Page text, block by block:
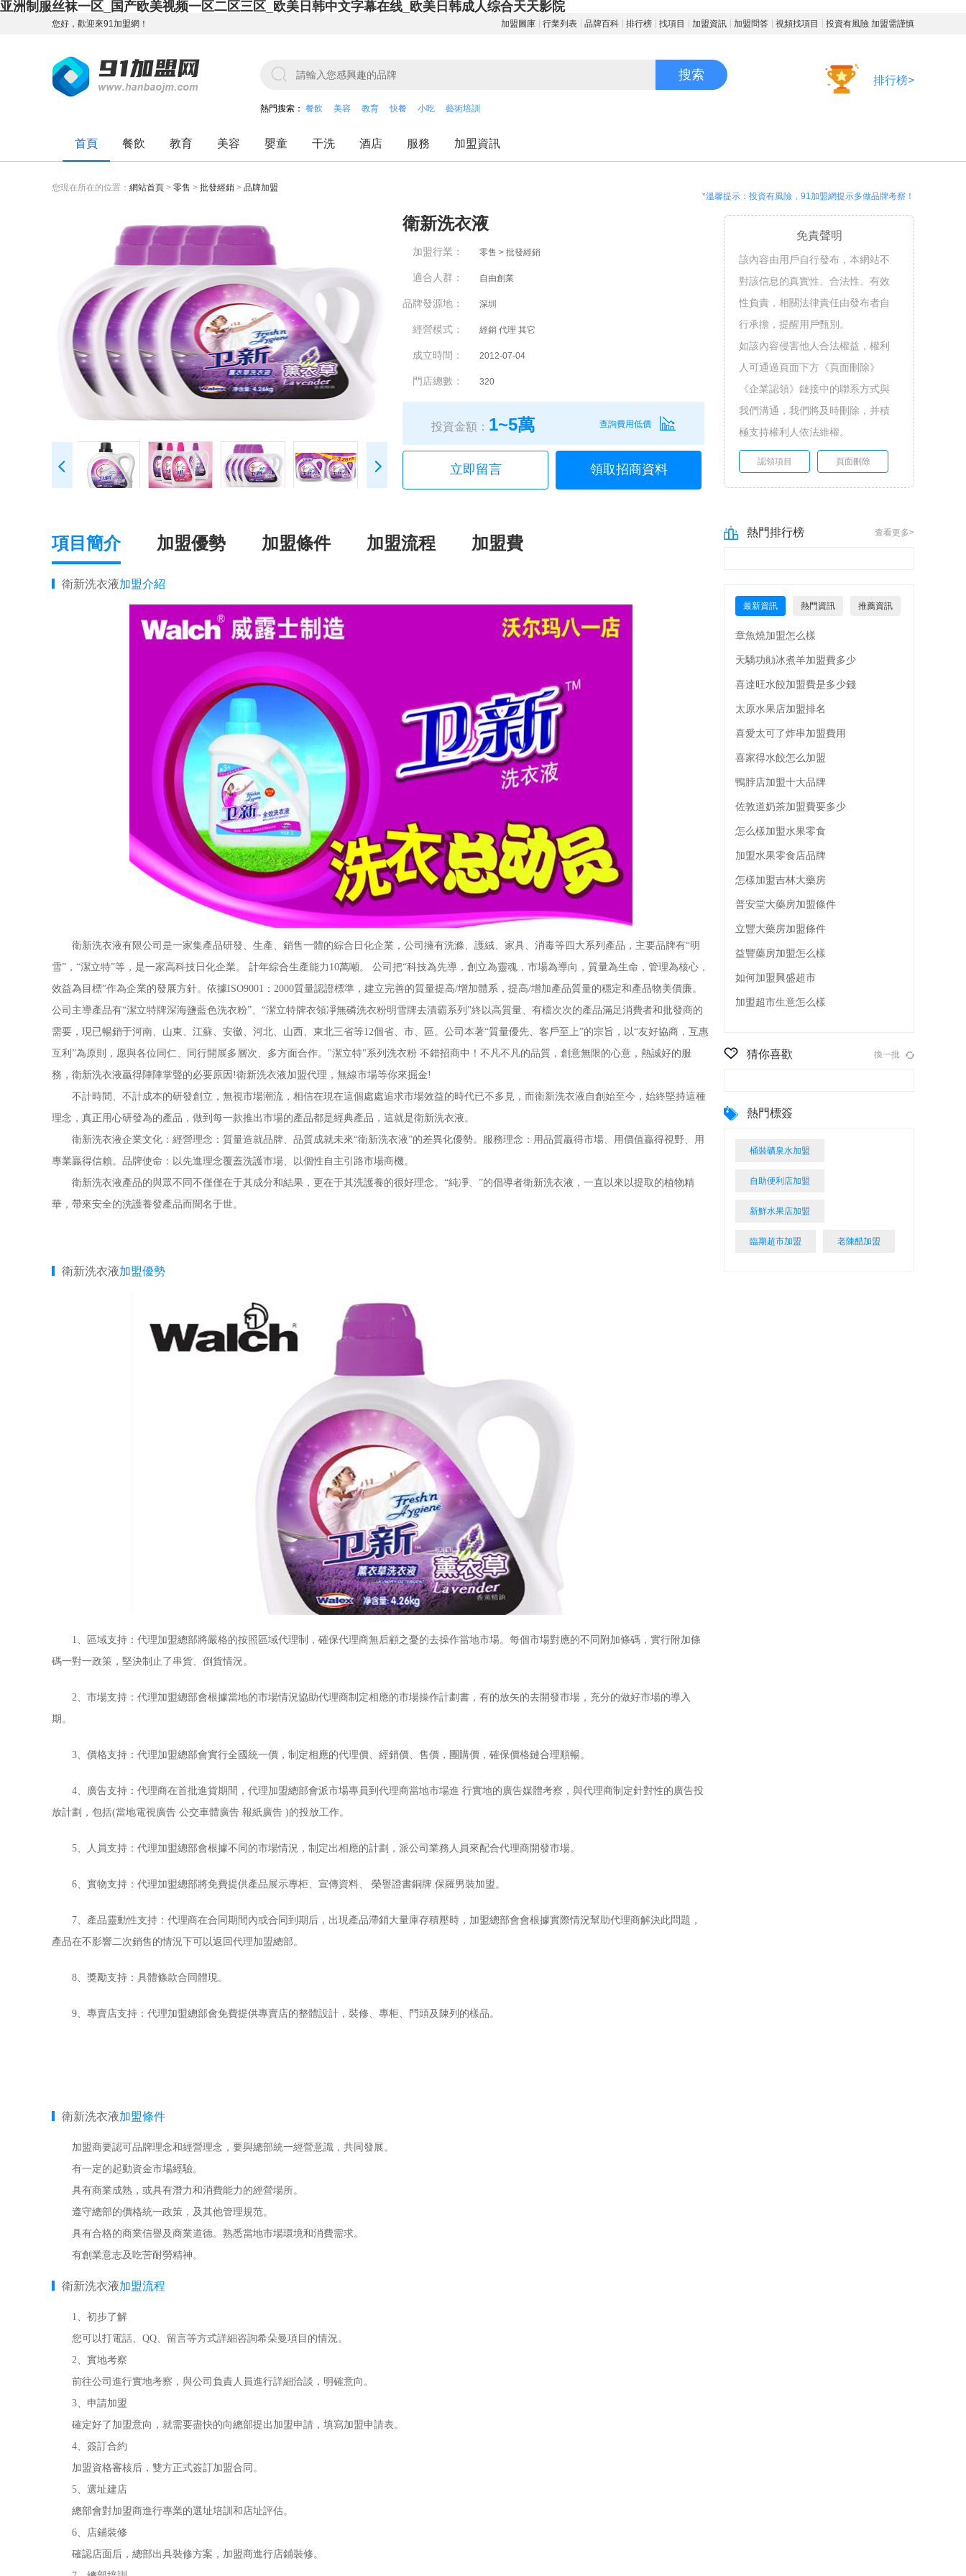
亚洲制服丝袜一区_国产欧美视频一区二区三区_欧美日韩中文字幕在线_欧美日韩成人综合天天影院
您好，歡迎來91加盟網！ 加盟圖庫 行業列表 品牌百科 排行榜 找項目 加盟資訊 加盟問答 視頻找項目 投資有風險 加盟需謹慎
搜索
熱門搜索： 餐飲 美容 教育 快餐 小吃 藝術培訓
排行榜>
首頁 餐飲 教育 美容 嬰童 干洗 酒店 服務 加盟資訊
您現在所在的位置： 網站首頁 > 零售 > 批發經銷 > 品牌加盟
*溫馨提示：投資有風險，91加盟網提示多做品牌考察！
衛新洗衣液
加盟行業： 零售 > 批發經銷
適合人群： 自由創業
品牌發源地： 深圳
經營模式： 經銷 代理 其它
成立時間： 2012-07-04
門店總數： 320
投資金額： 1~5萬 查詢費用低價
立即留言 領取招商資料
免責聲明
該內容由用戶自行發布，本網站不
對該信息的真實性、合法性、有效
性負責，相關法律責任由發布者自
行承擔，提醒用戶甄別。
如該內容侵害他人合法權益，權利
人可通過頁面下方《頁面刪除》
《企業認領》鏈接中的聯系方式與
我們溝通，我們將及時刪除，并積
極支持權利人依法維權。
認領項目 頁面刪除
項目簡介 加盟優勢 加盟條件 加盟流程 加盟費
衛新洗衣液加盟介紹
衛新洗衣液有限公司是一家集產品研發、生產、銷售一體的綜合日化企業，公司擁有洗滌、護絨、家具、消毒等四大系列產品，主要品牌有“明
雪”，“潔立特”等，是一家高科技日化企業。 計年綜合生產能力10萬噸。 公司把“科技為先導，創立為靈魂，市場為導向，質量為生命，管理為核心，
效益為目標”作為企業的發展方針。依據ISO9001：2000質量認證標準，建立完善的質量提高/增加體系，提高/增加產品質量的穩定和產品物美價廉。
公司主導產品有“潔立特牌深海鹽藍色洗衣粉”、“潔立特牌衣領凈無磷洗衣粉明雪牌去漬霸系列”終以高質量、有檔次次的產品滿足消費者和批發商的
需要，現已暢銷于河南、山東、江蘇、安徽、河北、山西、東北三省等12個省、市、區。公司本著“質量優先、客戶至上”的宗旨，以“友好協商，互惠
互利”為原則，愿與各位同仁、同行開展多層次、多方面合作。"潔立特"系列洗衣粉 不錯招商中！不凡不凡的品質，創意無限的心意，熱誠好的服
務，衛新洗衣液贏得陣陣掌聲的必要原因!衛新洗衣液加盟代理，無線市場等你來掘金!
不計時間、不計成本的研發創立，無視市場潮流，相信在現在這個處處追求市場效益的時代已不多見，而衛新洗衣液自創始至今，始終堅持這種
理念，真正用心研發為的產品，做到每一款推出市場的產品都是經典產品，這就是衛新洗衣液。
衛新洗衣液企業文化：經營理念：質量造就品牌、品質成就未來“衛新洗衣液”的差異化優勢。服務理念：用品質贏得市場、用價值贏得視野、用
專業贏得信賴。品牌使命：以先進理念覆蓋洗護市場、以個性自主引路市場商機。
衛新洗衣液產品的與眾不同不僅僅在于其成分和結果，更在于其洗護養的很好理念。“純凈、”的倡導者衛新洗衣液，一直以來以提取的植物精
華，帶來安全的洗護養發產品而聞名于世。
衛新洗衣液加盟優勢
1、區域支持：代理加盟總部將嚴格的按照區域代理制，確保代理商無后顧之憂的去操作當地市場。每個市場對應的不同附加條碼，實行附加條
碼一對一政策，堅決制止了串貨、倒貨情況。
2、市場支持：代理加盟總部會根據當地的市場情況協助代理商制定相應的市場操作計劃書，有的放矢的去開發市場，充分的做好市場的導入
期。
3、價格支持：代理加盟總部會實行全國統一價，制定相應的代理價、經銷價、售價，團購價，確保價格鏈合理順暢。
4、廣告支持：代理商在首批進貨期間，代理加盟總部會派市場專員到代理商當地市場進 行實地的廣告媒體考察，與代理商制定針對性的廣告投
放計劃，包括(當地電視廣告 公交車體廣告 報紙廣告 )的投放工作。
5、人員支持：代理加盟總部會根據不同的市場情況，制定出相應的計劃，派公司業務人員來配合代理商開發市場。
6、實物支持：代理加盟總部將免費提供產品展示專柜、宣傳資料、 榮譽證書銅牌.保羅男裝加盟。
7、產品靈動性支持：代理商在合同期間內或合同到期后，出現產品滯銷大量庫存積壓時，加盟總部會會根據實際情況幫助代理商解決此問題，
產品在不影響二次銷售的情況下可以返回代理加盟總部。
8、獎勵支持：具體條款合同體現。
9、專賣店支持：代理加盟總部會免費提供專賣店的整體設計，裝修、專柜、門頭及陳列的樣品。
衛新洗衣液加盟條件
加盟商要認可品牌理念和經營理念，要與總部統一經營意識，共同發展。
有一定的起動資金市場經驗。
具有商業成熟，或具有潛力和消費能力的經營場所。
遵守總部的價格統一政策，及其他管理規范。
具有合格的商業信譽及商業道德。熟悉當地市場環境和消費需求。
有創業意志及吃苦耐勞精神。
衛新洗衣液加盟流程
1、初步了解
您可以打電話、QQ、留言等方式詳細咨詢希朵曼項目的情況。
2、實地考察
前往公司進行實地考察，與公司負責人員進行詳細洽談，明確意向。
3、申請加盟
確定好了加盟意向，就需要盡快的向總部提出加盟申請，填寫加盟申請表。
4、簽訂合約
加盟資格審核后，雙方正式簽訂加盟合同。
5、選址建店
總部會對加盟商進行專業的選址培訓和店址評估。
6、店鋪裝修
確認店面后，總部出具裝修方案，加盟商進行店鋪裝修。
熱門排行榜 查看更多>
最新資訊 熱門資訊 推薦資訊
章魚燒加盟怎么樣
天驕功勛冰煮羊加盟費多少
喜達旺水餃加盟費是多少錢
太原水果店加盟排名
喜愛太可了炸串加盟費用
喜家得水餃怎么加盟
鴨脖店加盟十大品牌
佐敦道奶茶加盟費要多少
怎么樣加盟水果零食
加盟水果零食店品牌
怎樣加盟吉林大藥房
普安堂大藥房加盟條件
立豐大藥房加盟條件
益豐藥房加盟怎么樣
如何加盟興盛超市
加盟超市生意怎么樣
猜你喜歡 換一批
熱門標簽
桶裝礦泉水加盟
自助便利店加盟
新鮮水果店加盟
臨期超市加盟 老陳醋加盟